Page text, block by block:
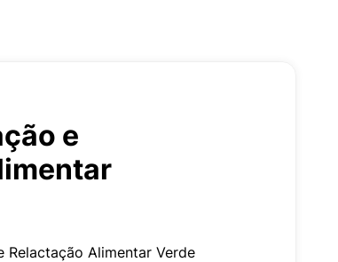
e
Relactação Alimentar Verde